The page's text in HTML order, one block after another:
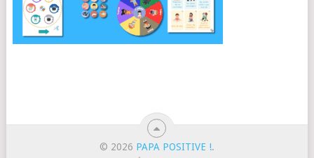
© 2026 PAPA POSITIVE !.